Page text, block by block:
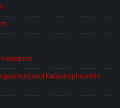
und Katastrophenhilfe